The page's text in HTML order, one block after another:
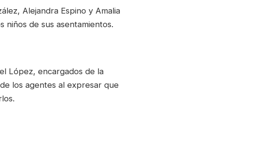
Alejandra Espino y Amalia
de sus asentamientos.
López, encargados de la
los agentes al expresar que